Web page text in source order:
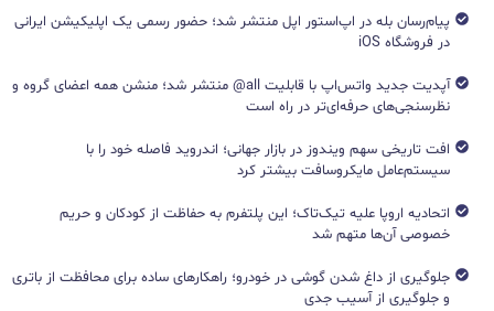
پیام‌رسان بله در اپ‌استور اپل منتشر شد؛ حضور رسمی یک اپلیکیشن ایرانی
در فروشگاه iOS
آپدیت جدید واتس‌اپ با قابلیت all@ منتشر شد؛ منشن همه اعضای گروه و
نظرسنجی‌های حرفه‌ای‌تر در راه است
افت تاریخی سهم ویندوز در بازار جهانی؛ اندروید فاصله خود را با
سیستم‌عامل مایکروسافت بیشتر کرد
اتحادیه اروپا علیه تیک‌تاک؛ این پلتفرم به حفاظت از کودکان و حریم
خصوصی آن‌ها متهم شد
جلوگیری از داغ شدن گوشی در خودرو؛ راهکارهای ساده برای محافظت از باتری
و جلوگیری از آسیب جدی